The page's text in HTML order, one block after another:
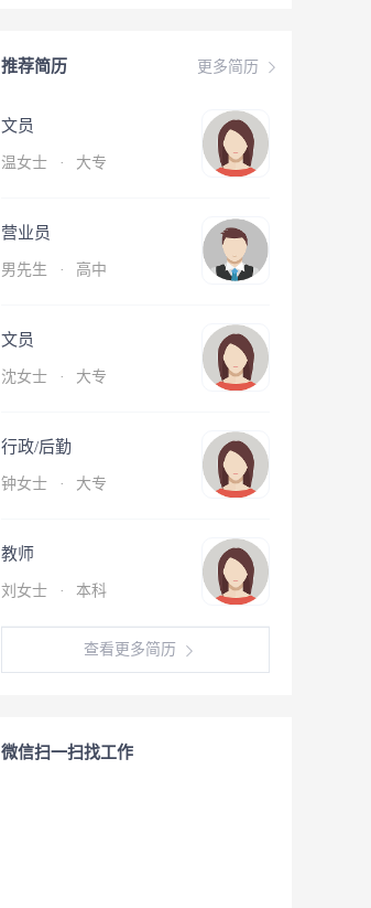
更多简历
推荐简历
文员
温女士 · 大专
营业员
男先生 · 高中
文员
沈女士 · 大专
行政/后勤
钟女士 · 大专
教师
刘女士 · 本科
查看更多简历
微信扫一扫找工作